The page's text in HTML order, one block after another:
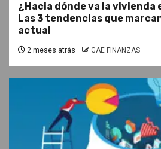
¿Hacia dónde va la vivienda
Las 3 tendencias que
actual
2 meses atrás GAE FINANZAS